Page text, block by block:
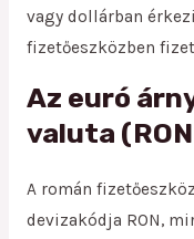
vagy dollárban
fizetőeszközben
Az euró
valuta
A román
devizakódja RON,